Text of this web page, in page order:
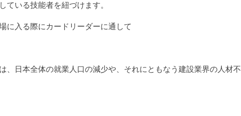
ている技能者を紐づけます。
に入る際にカードリーダーに通して
、日本全体の就業人口の減少や、それにともなう建設業界の人材不